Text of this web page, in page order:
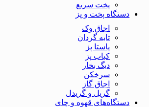
پخت سریع
دستگاه‌ پخت و پز
اجاق وک
تابه گردان
پاستا پز
کباب پز
دیگ بخار
سرخکن
اجاق گاز
گریل و گریدل
دستگاه‌های قهوه و چای